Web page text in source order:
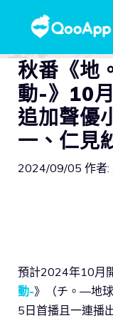
秋番《地
動-》10
追加聲優
一、仁見
2024/09/05 作者:
預計2024年10月
動-》（チ。―地
5日首播且一連播